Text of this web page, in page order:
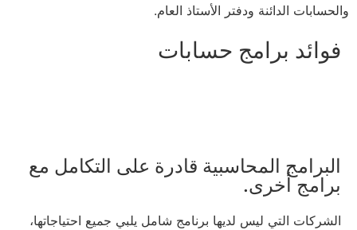
والحسابات الدائنة ودفتر الأستاذ العام.‏
فوائد برامج حسابات
البرامج المحاسبية قادرة على التكامل مع
برامج أخرى.
الشركات التي ليس لديها برنامج شامل يلبي جميع احتياجاتها،